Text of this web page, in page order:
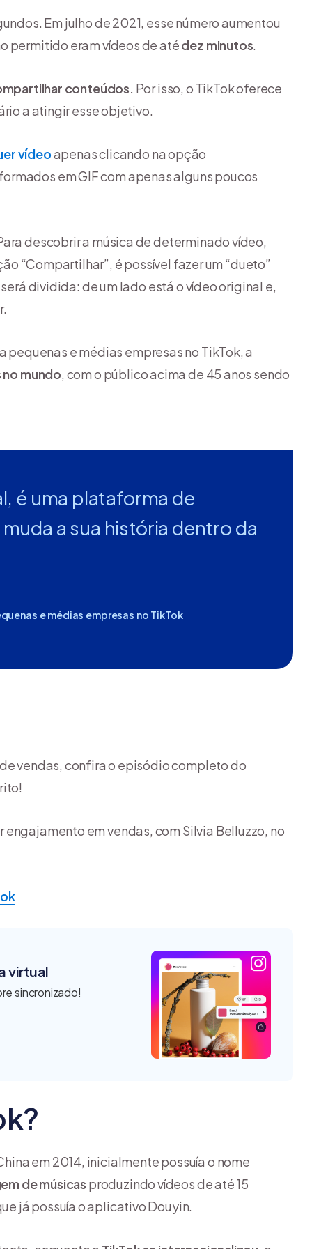
Em julho de 2021, esse número aumentou
permitido eram vídeos de atédez minutos.
conteúdos. Por isso, o TikTok oferece
a atingir esse objetivo.
vídeoapenas clicando na opção
em GIF com apenas alguns poucos
descobrir a música de determinado vídeo,
“Compartilhar”, é possível fazer um “dueto”
dividida: de um lado está o vídeo original e,
e médias empresas no TikTok, a
no mundo, com o público acima de 45 anos sendo
é uma plataforma de
a sua história dentro da
e médias empresas no TikTok
vendas, confira o episódio completo do
em vendas, com Silvia Belluzzo, no
virtual
sincronizado!
em 2014, inicialmente possuía o nome
de músicas produzindo vídeos de até 15
já possuía o aplicativo Douyin.